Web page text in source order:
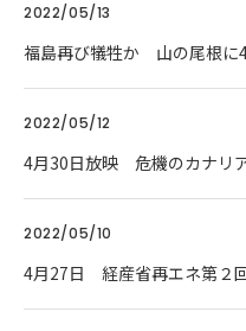
2022/05/13
福島再び犠牲か 山の尾根に
2022/05/12
4月30日放映 危機のカナリ
2022/05/10
4月27日 経産省再エネ第２